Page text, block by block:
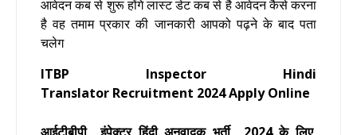
आवेदन कब से शुरू होंगे लास्ट डेट कब से है आवेदन कैसे करना
है वह तमाम प्रकार की जानकारी आपको पढ़ने के बाद पता
चलेग
ITBP Inspector Hindi
Translator Recruitment 2024Apply Online